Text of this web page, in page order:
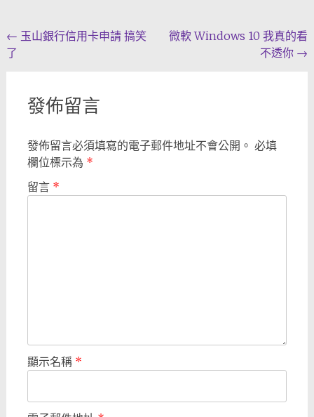
Post
navigation
← 玉山銀行信用卡申請 搞笑
了
微軟 Windows 10 我真的看
不透你 →
發佈留言
發佈留言必須填寫的電子郵件地址不會公開。 必填
欄位標示為 *
留言 *
顯示名稱 *